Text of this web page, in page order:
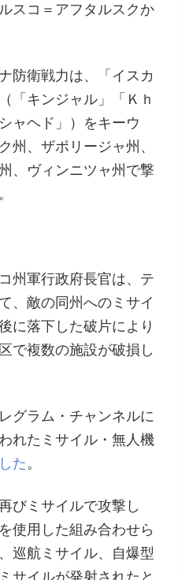
スコ＝アフタルスクか
防衛戦力は、「イスカ
「キンジャル」「Ｋｈ
ャヘド」）をキーウ
州、ザポリージャ州、
、ヴィンニツャ州で撃
州軍行政府長官は、テ
、敵の同州へのミサイ
に落下した破片により
で複数の施設が破損し
グラム・チャンネルに
れたミサイル・無人機
た 。
びミサイルで攻撃し
使用した組み合わせら
巡航ミサイル、自爆型
サイルが発射されたと